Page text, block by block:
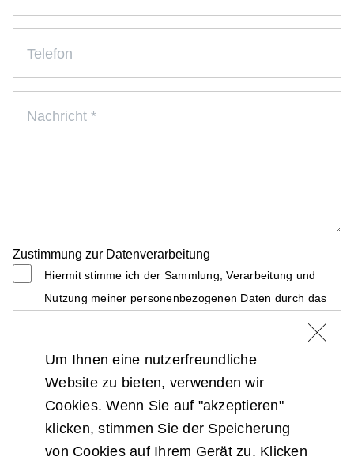
Telefon
Nachricht *
Zustimmung zur Datenverarbeitung
Hiermit stimme ich der Sammlung, Verarbeitung und
Nutzung meiner personenbezogenen Daten durch das
Bundesministerium für Landesverteidigung zu. Das
Bundesministerium für Landesverteidigung verarbeitet
die Daten im Einklang mit den datenschutzrechtlichen
Vorschriften. Weitere Informationen finden Sie in der
Datenschutzerklärung. *
Um Ihnen eine nutzerfreundliche
Website zu bieten, verwenden wir
Cookies. Wenn Sie auf "akzeptieren"
klicken, stimmen Sie der Speicherung
von Cookies auf Ihrem Gerät zu. Klicken